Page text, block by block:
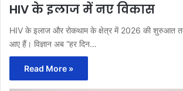
HIV के इलाज में नए विकास
HIV के इलाज और रोकथाम के क्षेत्र में 2026 की शुरुआत तक
आए हैं। विज्ञान अब “हर दिन…
Read More »